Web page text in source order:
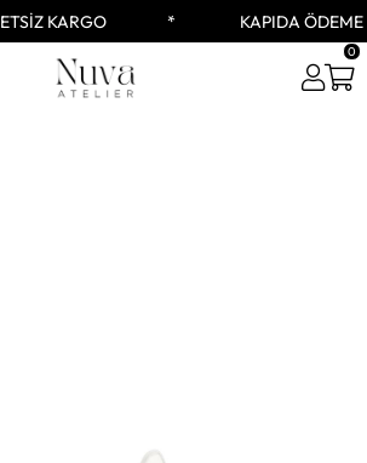
KARGO KAPIDA ÖDEME
0